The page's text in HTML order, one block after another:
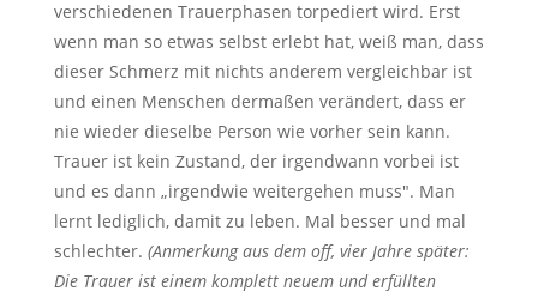
verschiedenen Trauerphasen torpediert wird. Erst
wenn man so etwas selbst erlebt hat, weiß man, dass
dieser Schmerz mit nichts anderem vergleichbar ist
und einen Menschen dermaßen verändert, dass er
nie wieder dieselbe Person wie vorher sein kann.
Trauer ist kein Zustand, der irgendwann vorbei ist
und es dann „irgendwie weitergehen muss". Man
lernt lediglich, damit zu leben. Mal besser und mal
schlechter. (Anmerkung aus dem off, vier Jahre später:
Die Trauer ist einem komplett neuem und erfüllten